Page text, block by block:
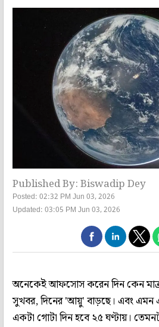
Published By: Biswadip Dey
Posted: 02:32 PM Jun 03, 2026
Updated: 03:05 PM Jun 03, 2026
অনেকেই আফসোস করেন দিন কেন
সুখবর, দিনের 'আয়ু' বাড়ছে। এবং
একটা গোটা দিন হবে ২৫ ঘণ্টায়।